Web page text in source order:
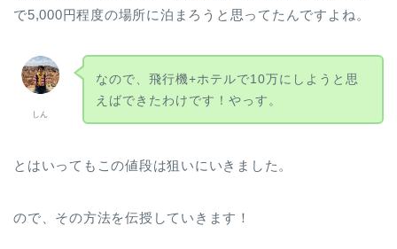
で5,000円程度の場所に泊まろうと思ってたんですよね。
しん
なので、飛行機+ホテルで10万にしようと思
えばできたわけです！やっす。
とはいってもこの値段は狙いにいきました。
ので、その方法を伝授していきます！